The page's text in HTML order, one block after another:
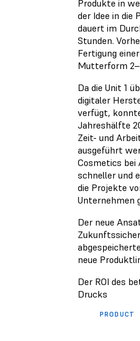
Produkte in
der Idee in die
dauert im
Stunden.
Fertigung
Mutterform
Da die Unit 1
digitaler
verfügt,
Jahreshälfte
Zeit- und
ausgeführt
Cosmetics bei
schneller und
die Projekte
Unternehmen
Der neue
neue
Der ROI des
Drucks
PRODUCT